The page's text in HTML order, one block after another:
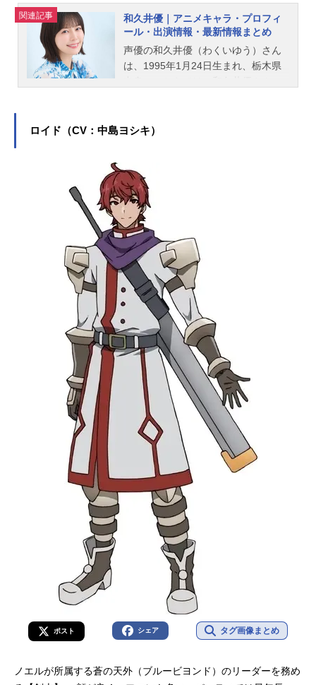
関連記事
和久井優｜アニメキャラ・プロフィ
ール・出演情報・最新情報まとめ
声優の和久井優（わくいゆう）さん
は、1995年1月24日生まれ、栃木県
ロイド（CV：中島ヨシキ）
ポスト シェア タグ画像まとめ
ノエルが所属する蒼の天外（ブルービヨンド）のリーダーを務め